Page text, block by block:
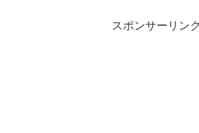
スポンサーリンク